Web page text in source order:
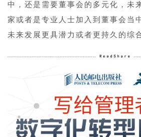
中，还是需要董事会的多元化，未
家或者是专业人士加入到董事会当
未来发展更具潜力或者更持久的综